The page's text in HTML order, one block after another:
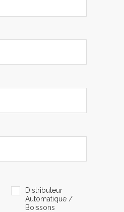
Distributeur
Automatique /
Boissons